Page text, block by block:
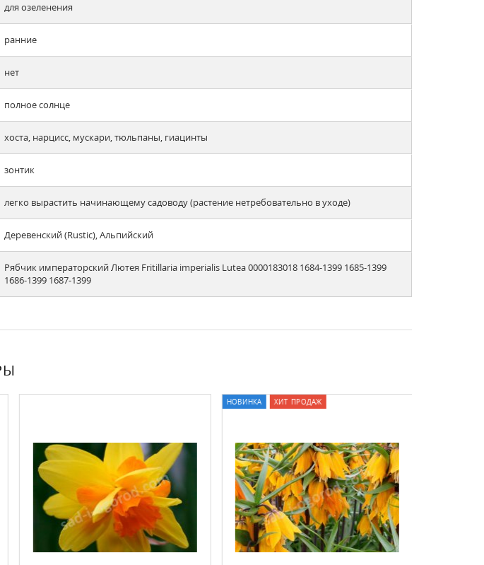
для озеленения
ранние
нет
полное солнце
хоста, нарцисс, мускари, тюльпаны, гиацинты
зонтик
легко вырастить начинающему садоводу (растение нетребовательно в уходе)
Деревенский (Rustic), Альпийский
Рябчик императорский Лютея Fritillaria imperialis Lutea 0000183018 1684-1399 1685-1399
1686-1399 1687-1399
НОВИНКА ХИТ ПРОДАЖ